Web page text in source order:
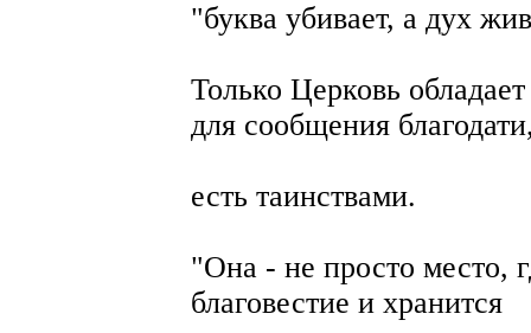
"буква убивает, а дух
Только Церковь
для сообщения
есть таинствами.
"Она - не просто место,
благовестие и хранится